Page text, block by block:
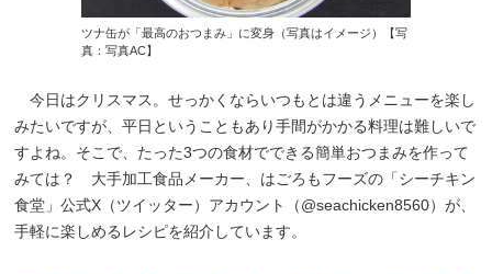
ツナ缶が「最高のおつまみ」に変身（写真はイメージ）【写
真：写真AC】
今日はクリスマス。せっかくならいつもとは違うメニューを楽し
みたいですが、平日ということもあり手間がかかる料理は難しいで
すよね。そこで、たった3つの食材でできる簡単おつまみを作って
みては？ 大手加工食品メーカー、はごろもフーズの「シーチキン
食堂」公式X（ツイッター）アカウント（@seachicken8560）が、
手軽に楽しめるレシピを紹介しています。